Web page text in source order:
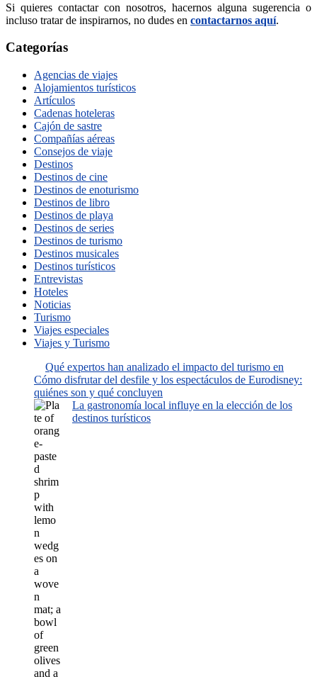
Si quieres contactar con nosotros, hacernos alguna sugerencia o
incluso tratar de inspirarnos, no dudes en contactarnos aquí.
Categorías
Agencias de viajes
Alojamientos turísticos
Artículos
Cadenas hoteleras
Cajón de sastre
Compañías aéreas
Consejos de viaje
Destinos
Destinos de cine
Destinos de enoturismo
Destinos de libro
Destinos de playa
Destinos de series
Destinos de turismo
Destinos musicales
Destinos turísticos
Entrevistas
Hoteles
Noticias
Turismo
Viajes especiales
Viajes y Turismo
Qué expertos han analizado el impacto del turismo en
Cómo disfrutar del desfile y los espectáculos de Eurodisney:
quiénes son y qué concluyen
La gastronomía local influye en la elección de los
destinos turísticos